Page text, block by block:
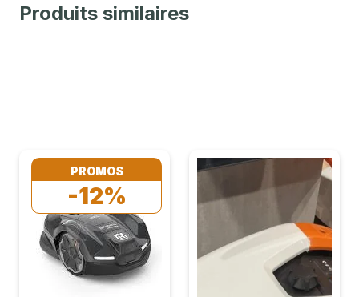
Produits similaires
PROMOS
-12%